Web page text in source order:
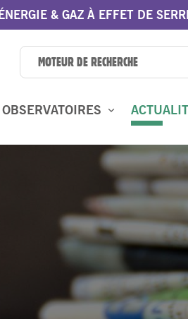
& GAZ À EFFET DE
OBSERVATOIRES